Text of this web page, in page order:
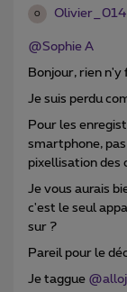
O
@Sophie A
Bonjour, rien n'y
Je suis perdu
Pour les
smartphone,
pixellisation des
Je vous aurais
c'est le seul
sur ?
Pareil pour le
Je taggue